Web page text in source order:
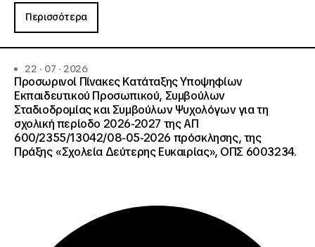
Περισσότερα
22 · 07 · 2026
Προσωρινοί Πίνακες Κατάταξης Υποψηφίων
Εκπαιδευτικού Προσωπικού, Συμβούλων
Σταδιοδρομίας και Συμβούλων Ψυχολόγων για τη
σχολική περίοδο 2026-2027 της ΑΠ
600/2355/13042/08-05-2026 πρόσκλησης, της
Πράξης «Σχολεία Δεύτερης Ευκαιρίας», ΟΠΣ 6003234.